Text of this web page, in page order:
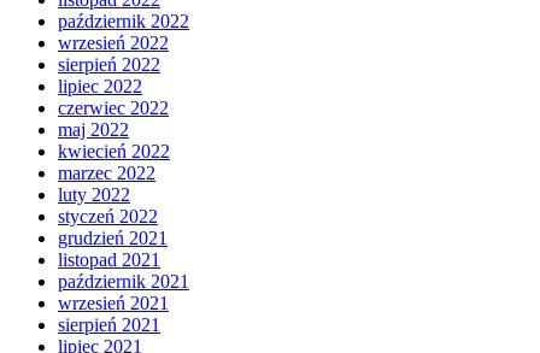
październik 2022
wrzesień 2022
sierpień 2022
lipiec 2022
czerwiec 2022
maj 2022
kwiecień 2022
marzec 2022
luty 2022
styczeń 2022
grudzień 2021
listopad 2021
październik 2021
wrzesień 2021
sierpień 2021
lipiec 2021